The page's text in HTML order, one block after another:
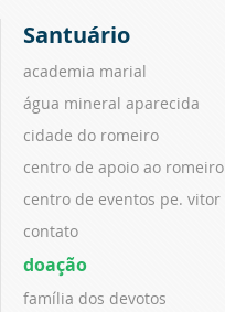
Santuário
academia marial
água mineral aparecida
cidade do romeiro
centro de apoio ao romeiro
centro de eventos pe. vitor
contato
doação
família dos devotos